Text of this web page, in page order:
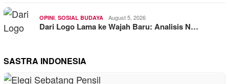
OPINI SOSIAL BUDAYA August 5, 2026
Dari Logo Lama ke Wajah Baru: Analisis N…
SASTRA INDONESIA